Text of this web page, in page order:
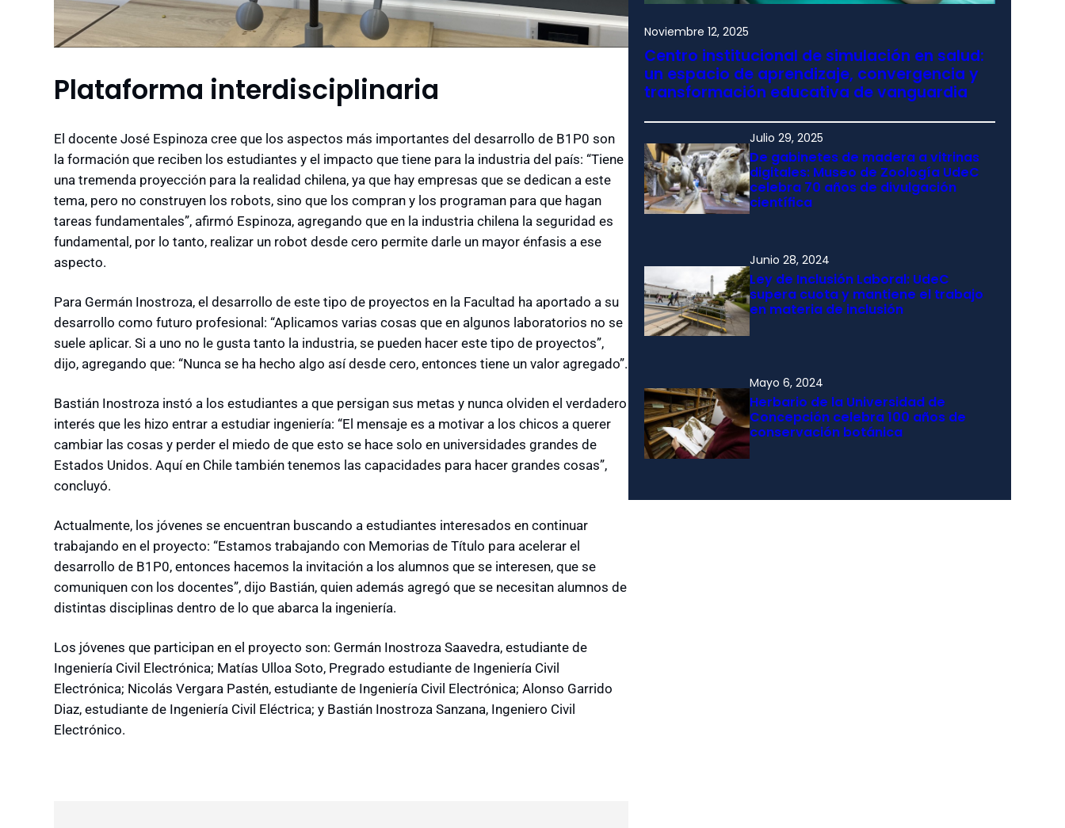
Plataforma interdisciplinaria
El docente José Espinoza cree que los aspectos más importantes del desarrollo de B1P0 son
la formación que reciben los estudiantes y el impacto que tiene para la industria del país: “Tiene
una tremenda proyección para la realidad chilena, ya que hay empresas que se dedican a este
tema, pero no construyen los robots, sino que los compran y los programan para que hagan
tareas fundamentales”, afirmó Espinoza, agregando que en la industria chilena la seguridad es
fundamental, por lo tanto, realizar un robot desde cero permite darle un mayor énfasis a ese
aspecto.
Para Germán Inostroza, el desarrollo de este tipo de proyectos en la Facultad ha aportado a su
desarrollo como futuro profesional: “Aplicamos varias cosas que en algunos laboratorios no se
suele aplicar. Si a uno no le gusta tanto la industria, se pueden hacer este tipo de proyectos”,
dijo, agregando que: “Nunca se ha hecho algo así desde cero, entonces tiene un valor agregado”.
Bastián Inostroza instó a los estudiantes a que persigan sus metas y nunca olviden el verdadero
interés que les hizo entrar a estudiar ingeniería: “El mensaje es a motivar a los chicos a querer
cambiar las cosas y perder el miedo de que esto se hace solo en universidades grandes de
Estados Unidos. Aquí en Chile también tenemos las capacidades para hacer grandes cosas”,
concluyó.
Actualmente, los jóvenes se encuentran buscando a estudiantes interesados en continuar
trabajando en el proyecto: “Estamos trabajando con Memorias de Título para acelerar el
desarrollo de B1P0, entonces hacemos la invitación a los alumnos que se interesen, que se
comuniquen con los docentes”, dijo Bastián, quien además agregó que se necesitan alumnos de
distintas disciplinas dentro de lo que abarca la ingeniería.
Los jóvenes que participan en el proyecto son: Germán Inostroza Saavedra, estudiante de
Ingeniería Civil Electrónica; Matías Ulloa Soto, Pregrado estudiante de Ingeniería Civil
Electrónica; Nicolás Vergara Pastén, estudiante de Ingeniería Civil Electrónica; Alonso Garrido
Diaz, estudiante de Ingeniería Civil Eléctrica; y Bastián Inostroza Sanzana, Ingeniero Civil
Electrónico.
Noviembre 12, 2025
Centro institucional de simulación en salud:
un espacio de aprendizaje, convergencia y
transformación educativa de vanguardia
Julio 29, 2025
De gabinetes de madera a vitrinas
digitales: Museo de Zoología UdeC
celebra 70 años de divulgación
científica
Junio 28, 2024
Ley de Inclusión Laboral: UdeC
supera cuota y mantiene el trabajo
en materia de inclusión
Mayo 6, 2024
Herbario de la Universidad de
Concepción celebra 100 años de
conservación botánica